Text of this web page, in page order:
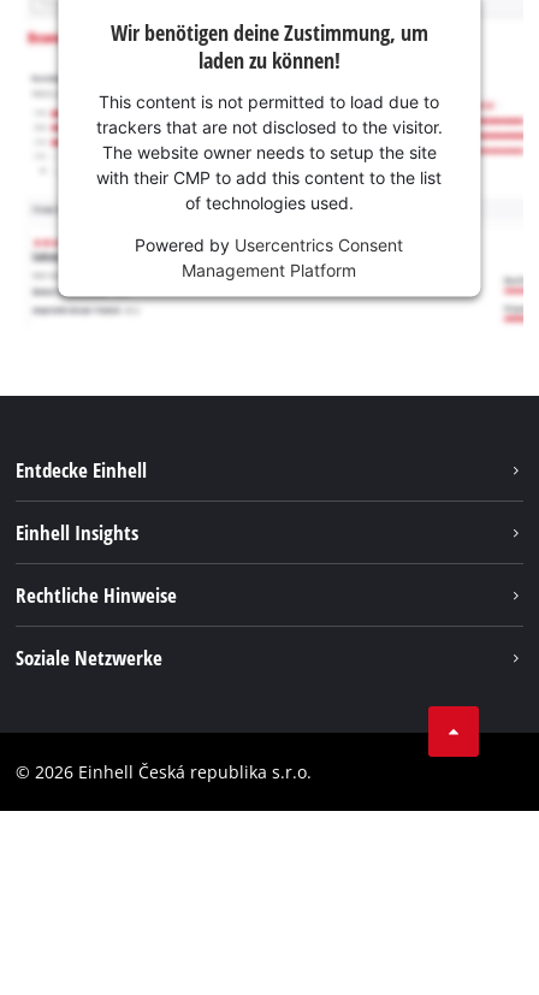
Wir benötigen deine Zustimmung, um
laden zu können!
This content is not permitted to load due to
trackers that are not disclosed to the visitor.
The website owner needs to setup the site
with their CMP to add this content to the list
of technologies used.
Powered by Usercentrics Consent
Management Platform
Entdecke Einhell
Akkusystem
Einhell Insights
Rechtliche Hinweise
Barrierefreiheits-Erklärung
Soziale Netzwerke
Instagram
© 2026 Einhell Česká republika s.r.o.